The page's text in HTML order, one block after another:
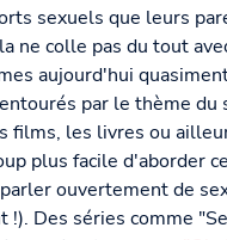
sexuels que leurs
ne colle pas du tout
aujourd'hui
par le thème du
films, les livres ou
plus facile d'aborder
ouvertement de
!). Des séries comme